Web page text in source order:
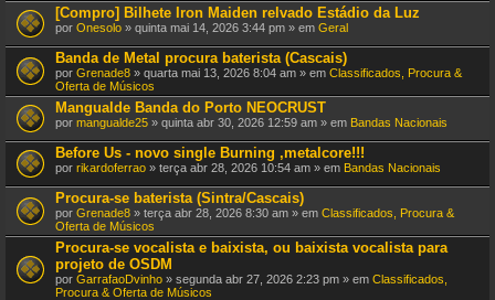
[Compro] Bilhete Iron Maiden relvado Estádio da Luz
por Onesolo » quinta mai 14, 2026 3:44 pm » em Geral
Banda de Metal procura baterista (Cascais)
por Grenade8 » quarta mai 13, 2026 8:04 am » em Classificados, Procura &
Oferta de Músicos
Mangualde Banda do Porto NEOCRUST
por mangualde25 » quinta abr 30, 2026 12:59 am » em Bandas Nacionais
Before Us - novo single Burning ,metalcore!!!
por rikardoferrao » terça abr 28, 2026 10:54 am » em Bandas Nacionais
Procura-se baterista (Sintra/Cascais)
por Grenade8 » terça abr 28, 2026 8:30 am » em Classificados, Procura &
Oferta de Músicos
Procura-se vocalista e baixista, ou baixista vocalista para
projeto de OSDM
por GarrafaoDvinho » segunda abr 27, 2026 2:23 pm » em Classificados,
Procura & Oferta de Músicos